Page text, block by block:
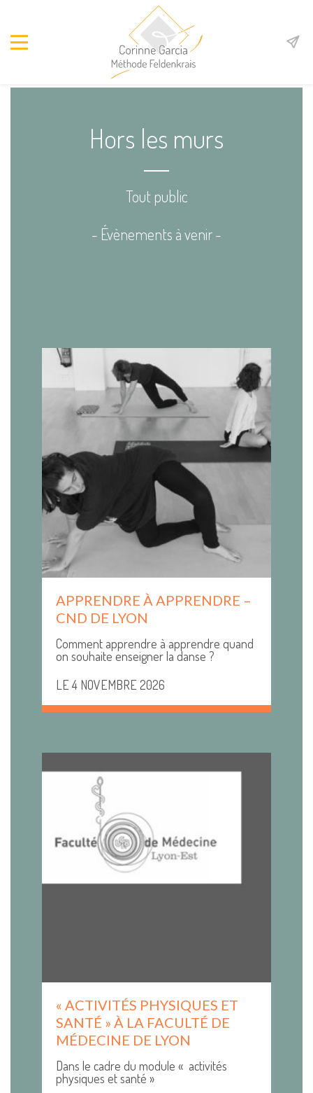
Hors les murs
Tout public
- Évènements à venir -
APPRENDRE À APPRENDRE –
CND DE LYON
Comment apprendre à apprendre quand
on souhaite enseigner la danse ?
LE 4 NOVEMBRE 2026
« ACTIVITÉS PHYSIQUES ET
SANTÉ » À LA FACULTÉ DE
MÉDECINE DE LYON
Dans le cadre du module « activités
physiques et santé »